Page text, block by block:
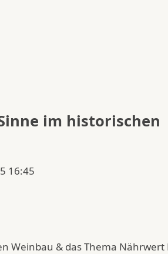
im historischen
16:45
Weinbau & das Thema